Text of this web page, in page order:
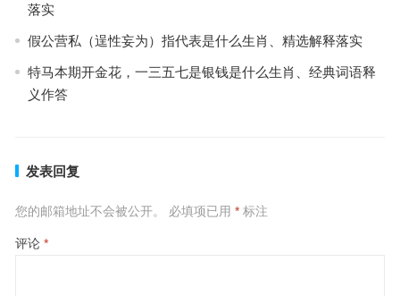
落实
假公营私（逞性妄为）指代表是什么生肖、精选解释落实
特马本期开金花，一三五七是银钱是什么生肖、经典词语释
义作答
发表回复
您的邮箱地址不会被公开。 必填项已用 *标注
评论 *